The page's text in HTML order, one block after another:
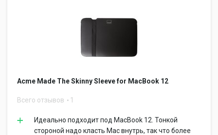
Acme Made The Skinny Sleeve for MacBook 12
Всего отзывов 1
Идеально подходит под MacBook 12. Тонкой
стороной надо класть Mac внутрь, так что более